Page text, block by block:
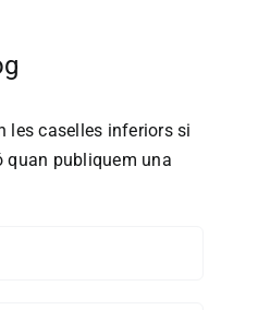
les caselles inferiors si
quan publiquem una